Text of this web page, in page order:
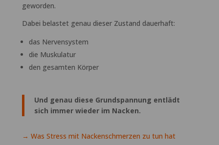
geworden.
Dabei belastet genau dieser Zustand dauerhaft:
das Nervensystem
die Muskulatur
den gesamten Körper
Und genau diese Grundspannung entlädt
sich immer wieder im Nacken.
→ Was Stress mit Nackenschmerzen zu tun hat